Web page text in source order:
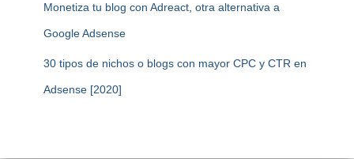
Monetiza tu blog con Adreact, otra alternativa a
Google Adsense
30 tipos de nichos o blogs con mayor CPC y CTR en
Adsense [2020]